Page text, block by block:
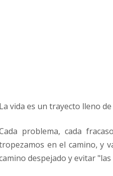
La vida es un trayecto lleno de
problema, cada
en el camino, y
despejado y evitar